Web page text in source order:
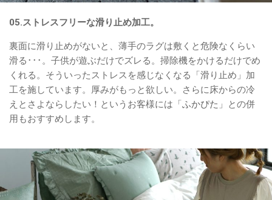
05.ストレスフリーな滑り止め加工。
裏面に滑り止めがないと、薄手のラグは敷くと危険なくらい
滑る･･･。子供が遊ぶだけでズレる。掃除機をかけるだけでめ
くれる。そういったストレスを感じなくなる「滑り止め」加
工を施しています。厚みがもっと欲しい。さらに床からの冷
えとさよならしたい！というお客様には「ふかぴた 」との併
用もおすすめします。